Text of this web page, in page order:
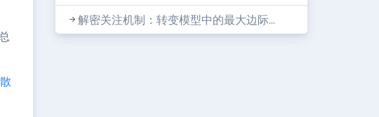
解密关注机制：转变模型中的最大边际...